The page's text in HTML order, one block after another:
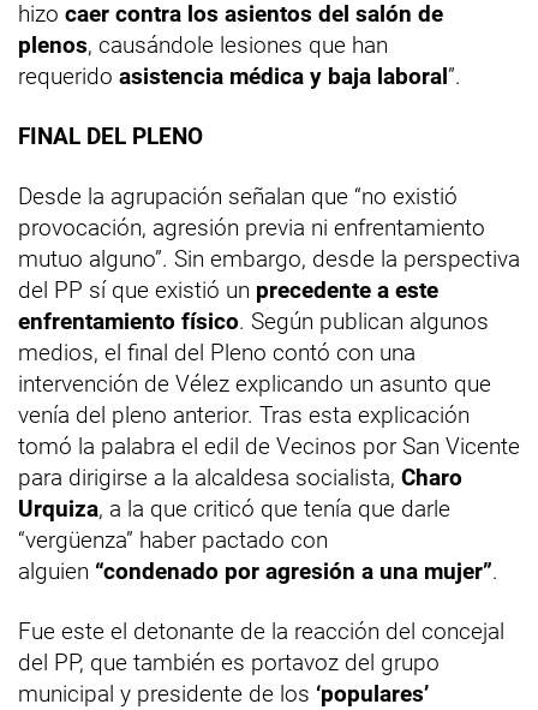
hizo caer contra los asientos del salón de
plenos, causándole lesiones que han
requerido asistencia médica y baja laboral”.
FINAL DEL PLENO
Desde la agrupación señalan que “no existió
provocación, agresión previa ni enfrentamiento
mutuo alguno”. Sin embargo, desde la perspectiva
del PP sí que existió un precedente a este
enfrentamiento físico. Según publican algunos
medios, el final del Pleno contó con una
intervención de Vélez explicando un asunto que
venía del pleno anterior. Tras esta explicación
tomó la palabra el edil de Vecinos por San Vicente
para dirigirse a la alcaldesa socialista, Charo
Urquiza, a la que criticó que tenía que darle
“vergüenza” haber pactado con
alguien “condenado por agresión a una mujer”.
Fue este el detonante de la reacción del concejal
del PP, que también es portavoz del grupo
municipal y presidente de los ‘populares’